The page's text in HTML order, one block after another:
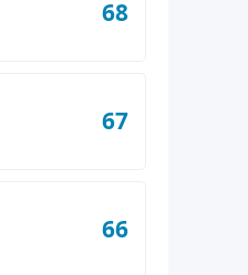
68
67
66